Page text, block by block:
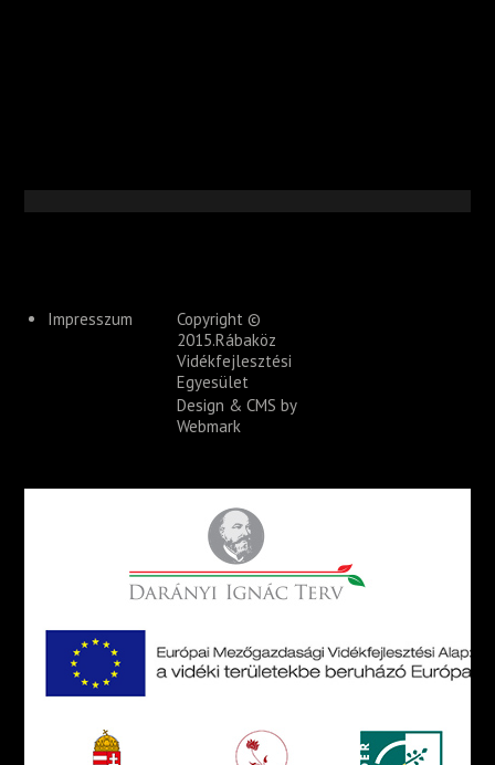
Impresszum
Copyright ©
2015.Rábaköz
Vidékfejlesztési
Egyesület
Design & CMS by
Webmark